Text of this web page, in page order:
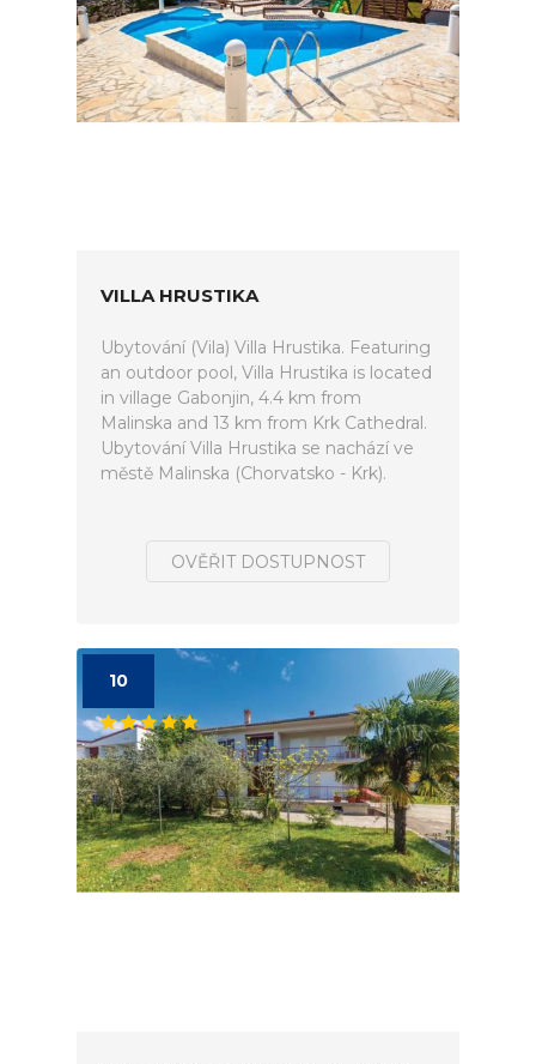
VILLA HRUSTIKA
Ubytování (Vila) Villa Hrustika. Featuring
an outdoor pool, Villa Hrustika is located
in village Gabonjin, 4.4 km from
Malinska and 13 km from Krk Cathedral.
Ubytování Villa Hrustika se nachází ve
městě Malinska (Chorvatsko - Krk).
OVĚŘIT DOSTUPNOST
10